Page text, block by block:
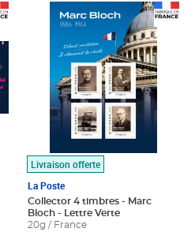
Livraison offerte
La Poste
Collector 4 timbres - Marc
Bloch - Lettre Verte
20g / France
Prix 7,50€